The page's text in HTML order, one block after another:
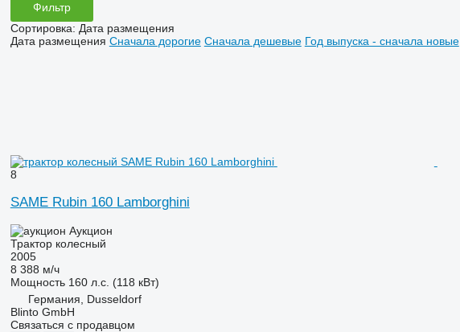
Фильтр
Сортировка: Дата размещения
Дата размещения Сначала дорогие Сначала дешевые Год выпуска - сначала новые
8
SAME Rubin 160 Lamborghini
Аукцион
Трактор колесный
2005
8 388 м/ч
Мощность 160 л.с. (118 кВт)
Германия, Dusseldorf
Blinto GmbH
Связаться с продавцом